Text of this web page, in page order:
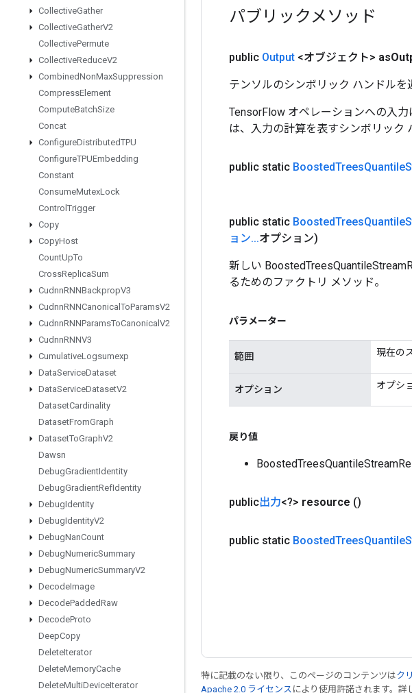
CollectiveGather
CollectiveGatherV2
CollectivePermute
CollectiveReduceV2
CombinedNonMaxSuppression
CompressElement
ComputeBatchSize
Concat
ConfigureDistributedTPU
ConfigureTPUEmbedding
Constant
ConsumeMutexLock
Control Trigger
Copy
CopyHost
CountUpTo
CrossReplicaSum
CudnnRNNBackpropV3
CudnnRNNCanonical ToParamsV2
CudnnRNNParamsToCanonical V2
CudnnRNNV3
CumulativeLogsumexp
DataServiceDataset
DataServiceDatasetV2
DatasetCardinality
DatasetFromGraph
DatasetToGraphV2
Dawsn
DebugGradientIdentity
DebugGradientRefIdentity
DebugIdentity
DebugIdentityV2
DebugNanCount
DebugNumericSummary
DebugNumericSummaryV2
DecodeImage
DecodePaddedRaw
DecodeProto
DeepCopy
DeleteIterator
DeleteMemoryCache
DeleteMultiDeviceIterator
パブリックメソッド
public Output <オブジェクト> as
テンソルのシンボリック ハンドルを
TensorFlow オペレーションへの入
は、入力の計算を表すシンボリック
public static BoostedTreesQuantile
public static BoostedTreesQuantile
ョン...オプション)
新しい
るためのファクトリ メソッド。
パラメーター
範囲 現在の
オプション オプシ
戻り値
public出力<?> resource ()
public static BoostedTreesQuantile
特に記載のない限り、このページのコンテンツはク
Apache 2.0 ライセンス により使用許諾されます。詳